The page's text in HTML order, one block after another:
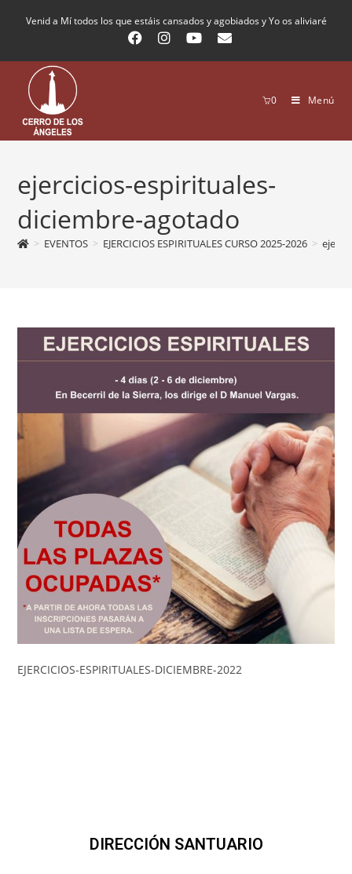
Venid a Mí todos los que estáis cansados y agobiados y Yo os aliviaré
0 Menú
ejercicios-espirituales-
diciembre-agotado
> EVENTOS > EJERCICIOS ESPIRITUALES CURSO 2025-2026 >
EJERCICIOS-ESPIRITUALES-DICIEMBRE-2022
DIRECCIÓN SANTUARIO